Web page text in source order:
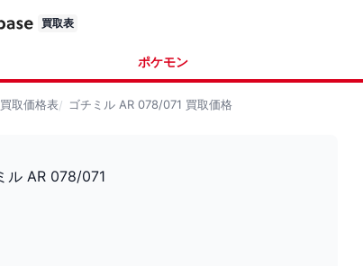
買取表
ポケモン
買取価格表 ゴチミル AR 078/071 買取価格